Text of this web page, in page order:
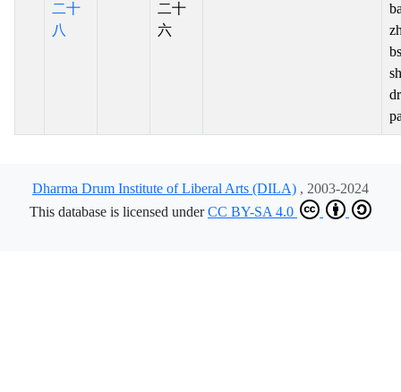
二十
八
二十
六
Dharma Drum Institute of Liberal Arts (DILA) , 2003-2024
This database is licensed underCC BY-SA 4.0